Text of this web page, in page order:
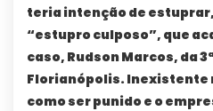
teria intenção de
“estupro culposo”, que
caso, Rudson Marcos, da
Florianópolis. Inexistente
como ser punido e o